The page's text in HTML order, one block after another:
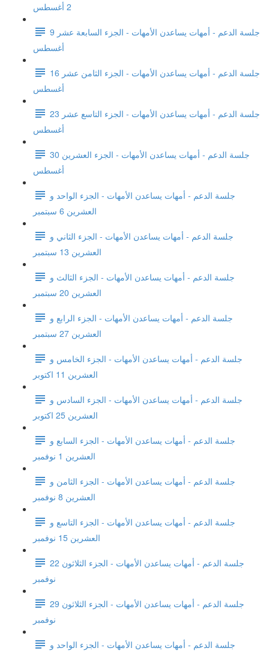
2 أغسطس
جلسة الدعم - أمهات يساعدن الأمهات - الجزء السابعة عشر 9
أغسطس
جلسة الدعم - أمهات يساعدن الأمهات - الجزء الثامن عشر 16
أغسطس
جلسة الدعم - أمهات يساعدن الأمهات - الجزء التاسع عشر 23
أغسطس
جلسة الدعم - أمهات يساعدن الأمهات - الجزء العشرين 30
أغسطس
جلسة الدعم - أمهات يساعدن الأمهات - الجزء الواحد و
العشرين 6 سبتمبر
جلسة الدعم - أمهات يساعدن الأمهات - الجزء الثاني و
العشرين 13 سبتمبر
جلسة الدعم - أمهات يساعدن الأمهات - الجزء الثالث و
العشرين 20 سبتمبر
جلسة الدعم - أمهات يساعدن الأمهات - الجزء الرابع و
العشرين 27 سبتمبر
جلسة الدعم - أمهات يساعدن الأمهات - الجزء الخامس و
العشرين 11 اكتوبر
جلسة الدعم - أمهات يساعدن الأمهات - الجزء السادس و
العشرين 25 اكتوبر
جلسة الدعم - أمهات يساعدن الأمهات - الجزء السابع و
العشرين 1 نوفمبر
جلسة الدعم - أمهات يساعدن الأمهات - الجزء الثامن و
العشرين 8 نوفمبر
جلسة الدعم - أمهات يساعدن الأمهات - الجزء التاسع و
العشرين 15 نوفمبر
جلسة الدعم - أمهات يساعدن الأمهات - الجزء الثلاثون 22
نوفمبر
جلسة الدعم - أمهات يساعدن الأمهات - الجزء الثلاثون 29
نوفمبر
جلسة الدعم - أمهات يساعدن الأمهات - الجزء الواحد و